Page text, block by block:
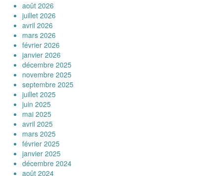
août 2026
juillet 2026
avril 2026
mars 2026
février 2026
janvier 2026
décembre 2025
novembre 2025
septembre 2025
juillet 2025
juin 2025
mai 2025
avril 2025
mars 2025
février 2025
janvier 2025
décembre 2024
août 2024